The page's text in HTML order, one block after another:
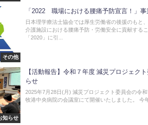
その他
「2022 職場における腰痛予防宣言！」事
日本理学療法士協会では厚生労働省の後援のもと
介護施設における腰痛予防・労働安全に貢献するこ
「2020」に引...
知らせ
【活動報告】令和７年度 減災プロジェク
らせ
2025年7月28日(月) 減災プロジェクト委員会の令
牧港中央病院の会議室にて開催いたしました。 今